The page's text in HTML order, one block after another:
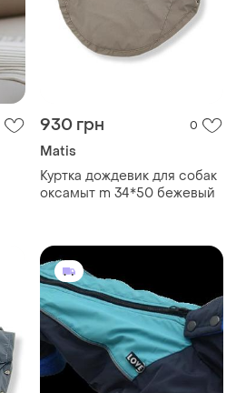
930 грн 0
Matis
Куртка дождевик для собак
оксамыт m 34*50 бежевый